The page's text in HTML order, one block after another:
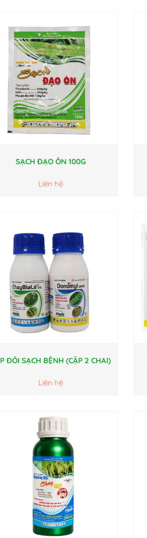
SẠCH ĐẠO ÔN 100G
Liên hệ
ĐÔI SẠCH BỆNH (CẶP 2 CHAI)
Liên hệ